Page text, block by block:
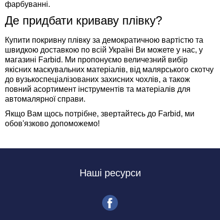
фарбуванні.
Де придбати криваву плівку?
Купити покривну плівку за демократичною вартістю та
швидкою доставкою по всій Україні Ви можете у нас, у
магазині Farbid. Ми пропонуємо величезний вибір
якісних маскувальних матеріалів, від малярського скотчу
до вузькоспеціалізованих захисних чохлів, а також
повний асортимент інструментів та матеріалів для
автомалярної справи.
Якщо Вам щось потрібне, звертайтесь до Farbid, ми
обов'язково допоможемо!
Наші ресурси